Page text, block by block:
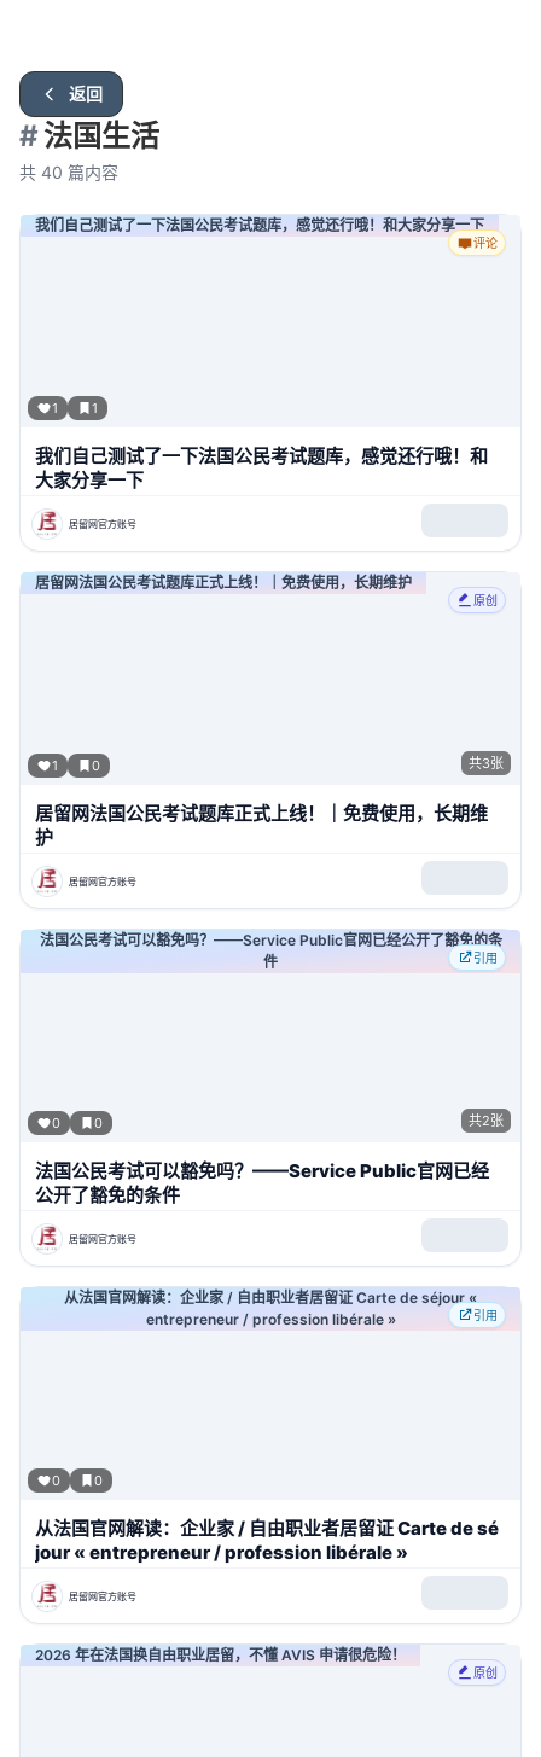
返回
#法国生活
共 40 篇内容
我们自己测试了一下法国公民考试题库，感觉还行哦！和大家分享一下
评论
1 1
我们自己测试了一下法国公民考试题库，感觉还行哦！和
大家分享一下
居留网官方账号
居留网法国公民考试题库正式上线！｜免费使用，长期维护
原创
共3张
1 0
居留网法国公民考试题库正式上线！｜免费使用，长期维
护
居留网官方账号
法国公民考试可以豁免吗？——Service Public官网已经公开了豁免的条
件
引用
共2张
0 0
法国公民考试可以豁免吗？——Service Public官网已经
公开了豁免的条件
居留网官方账号
从法国官网解读：企业家 / 自由职业者居留证 Carte de séjour «
entrepreneur / profession libérale »
引用
0 0
从法国官网解读：企业家 / 自由职业者居留证 Carte de sé
jour « entrepreneur / profession libérale »
居留网官方账号
2026 年在法国换自由职业居留，不懂 AVIS 申请很危险！
原创